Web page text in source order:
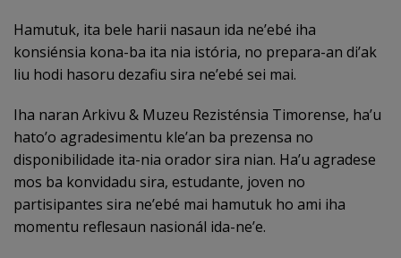
Hamutuk, ita bele harii nasaun ida ne’ebé iha
konsiénsia kona-ba ita nia istória, no prepara-an di’ak
liu hodi hasoru dezafiu sira ne’ebé sei mai.
Iha naran Arkivu & Muzeu Rezisténsia Timorense, ha’u
hato’o agradesimentu kle’an ba prezensa no
disponibilidade ita-nia orador sira nian. Ha’u agradese
mos ba konvidadu sira, estudante, joven no
partisipantes sira ne’ebé mai hamutuk ho ami iha
momentu reflesaun nasionál ida-ne’e.